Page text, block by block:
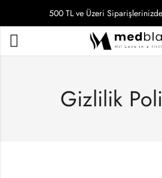
500 TL ve Üzeri
Gizlilik